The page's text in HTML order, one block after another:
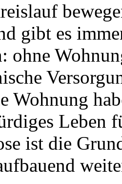
gibt es
ohne
Wohnung
Leben
ist die